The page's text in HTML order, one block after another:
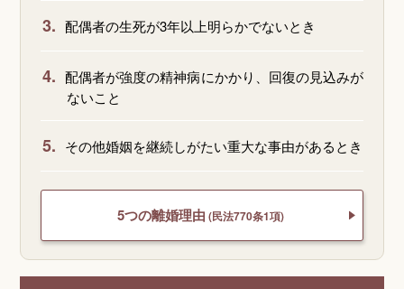
3. 配偶者の生死が3年以上明らかでないとき
4. 配偶者が強度の精神病にかかり、回復の見込みが
ないこと
5. その他婚姻を継続しがたい重大な事由があるとき
5つの離婚理由 (民法770条1項)